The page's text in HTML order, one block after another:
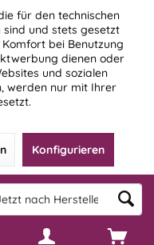
für den technischen
und stets gesetzt
bei Benutzung
dienen oder
und sozialen
werden nur mit Ihrer
Konfigurieren